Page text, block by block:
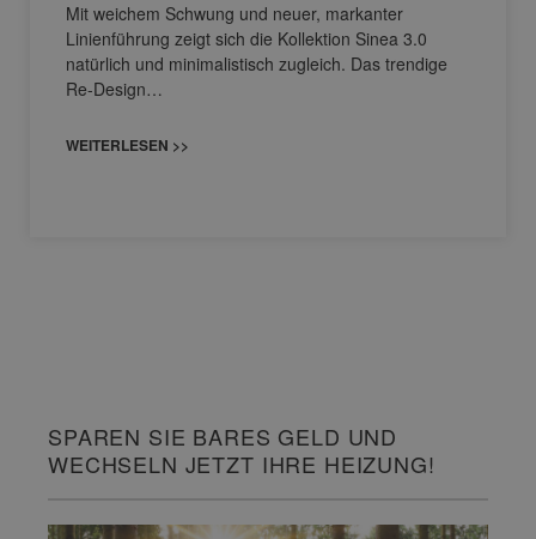
Mit weichem Schwung und neuer, markanter
Linienführung zeigt sich die Kollektion Sinea 3.0
natürlich und minimalistisch zugleich. Das trendige
Re-Design…
WEITERLESEN >>
SPAREN SIE BARES GELD UND
WECHSELN JETZT IHRE HEIZUNG!